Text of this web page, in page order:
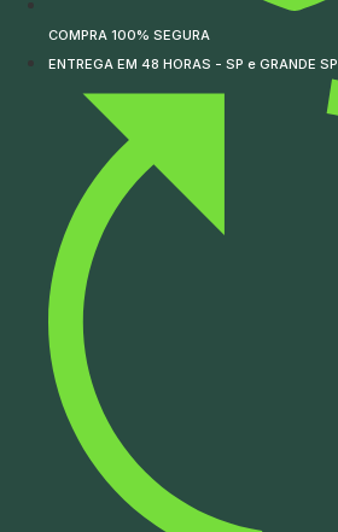
COMPRA 100% SEGURA
ENTREGA EM 48 HORAS - SP e GRANDE SP